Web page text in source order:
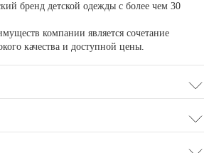
бренд детской одежды с более чем 30
компании является сочетание
качества и доступной цены.